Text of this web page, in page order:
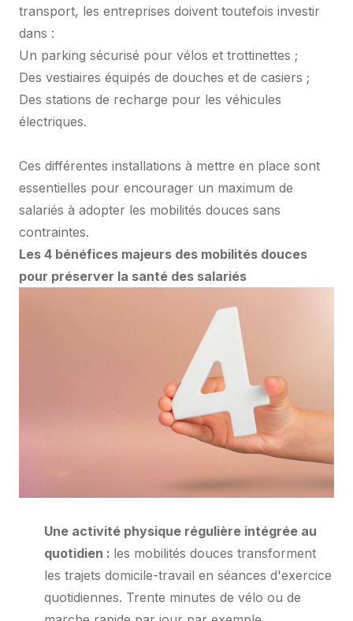
transport, les entreprises doivent toutefois investir
dans :
Un parking sécurisé pour vélos et trottinettes ;
Des vestiaires équipés de douches et de casiers ;
Des stations de recharge pour les véhicules
électriques.
Ces différentes installations à mettre en place sont
essentielles pour encourager un maximum de
salariés à adopter les mobilités douces sans
contraintes.
Les 4 bénéfices majeurs des mobilités douces
pour préserver la santé des salariés
Une activité physique régulière intégrée au
quotidien : les mobilités douces transforment
les trajets domicile-travail en séances d'exercice
quotidiennes. Trente minutes de vélo ou de